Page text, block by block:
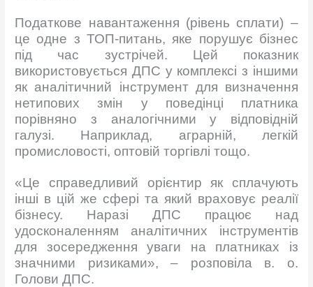
Податкове навантаження (рівень сплати) –
це одне з ТОП-питань, яке порушує бізнес
під час зустрічей. Цей показник
використовується ДПС у комплексі з іншими
як аналітичний інструмент для визначення
нетипових змін у поведінці платника
порівняно з аналогічними у відповідній
галузі. Наприклад, аграрній, легкій
промисловості, оптовій торгівлі тощо.
«Це справедливий орієнтир як сплачують
інші в цій же сфері та який враховує реалії
бізнесу. Наразі ДПС працює над
удосконаленням аналітичних інструментів
для зосередження уваги на платниках із
значними ризиками», – розповіла в. о.
Голови ДПС.